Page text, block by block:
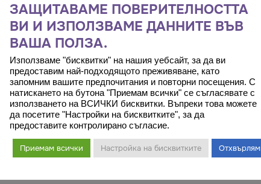
април
регистрационната форма:
и да се срещнете с утвърдени
ЗАЩИТАВАМЕ ПОВЕРИТЕЛНОСТТА
ВИ И ИЗПОЛЗВАМЕ ДАННИТЕ ВЪВ
ВАША ПОЛЗА.
Използваме "бисквитки" на нашия уебсайт, за да ви
предоставим най-подходящото преживяване, като
запомним вашите предпочитания и повторни посещения. С
натискането на бутона "Приемам всички" се съгласявате с
използването на ВСИЧКИ бисквитки. Въпреки това можете
да посетите "Настройки на бисквитките", за да
предоставите контролирано съгласие.
Приемам всички Настройка на бисквитките Отхвърлям